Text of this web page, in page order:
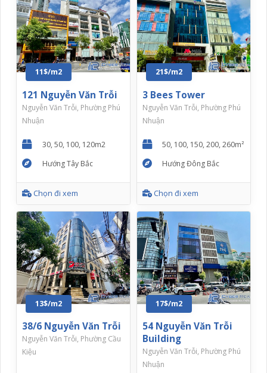
11$/m2
121 Nguyễn Văn Trỗi
Nguyễn Văn Trỗi, Phường Phú
Nhuận
30, 50, 100, 120m2
Hướng Tây Bắc
Chọn đi xem
21$/m2
3 Bees Tower
Nguyễn Văn Trỗi, Phường Phú
Nhuận
50, 100, 150, 200, 260m²
Hướng Đông Bắc
Chọn đi xem
13$/m2
38/6 Nguyễn Văn Trỗi
Nguyễn Văn Trỗi, Phường Cầu
Kiệu
17$/m2
54 Nguyễn Văn Trỗi
Building
Nguyễn Văn Trỗi, Phường Phú
Nhuận